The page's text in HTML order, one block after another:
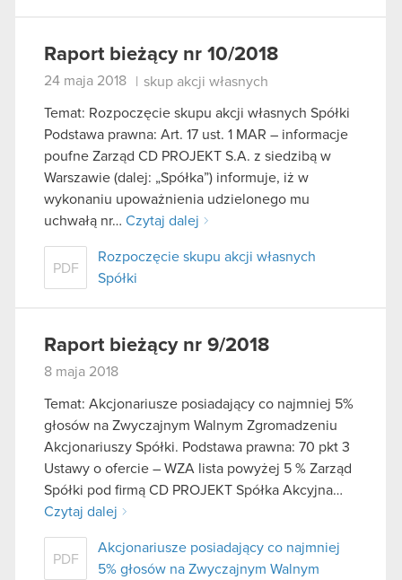
Raport bieżący nr 10/2018
24 maja 2018 skup akcji własnych
Temat: Rozpoczęcie skupu akcji własnych Spółki
Podstawa prawna: Art. 17 ust. 1 MAR – informacje
poufne Zarząd CD PROJEKT S.A. z siedzibą w
Warszawie (dalej: „Spółka”) informuje, iż w
wykonaniu upoważnienia udzielonego mu
uchwałą nr… Czytaj dalej
PDF
Rozpoczęcie skupu akcji własnych
Spółki
Raport bieżący nr 9/2018
8 maja 2018
Temat: Akcjonariusze posiadający co najmniej 5%
głosów na Zwyczajnym Walnym Zgromadzeniu
Akcjonariuszy Spółki. Podstawa prawna: 70 pkt 3
Ustawy o ofercie – WZA lista powyżej 5 % Zarząd
Spółki pod firmą CD PROJEKT Spółka Akcyjna…
Czytaj dalej
PDF
Akcjonariusze posiadający co najmniej
5% głosów na Zwyczajnym Walnym